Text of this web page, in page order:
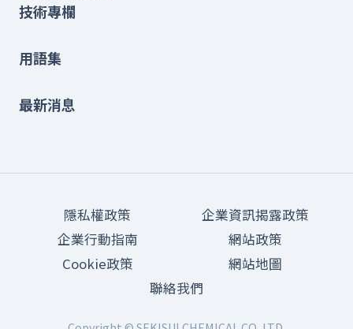
技術專欄
用語集
最新消息
隱私權政策
企業資訊揭露政策
企業行動指南
網站政策
Cookie政策
網站地圖
聯絡我們